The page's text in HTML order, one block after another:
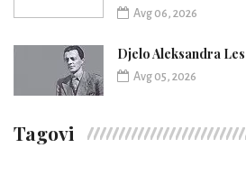
Avg 06, 2026
Djelo Aleksandra
Avg 05, 2026
Tagovi